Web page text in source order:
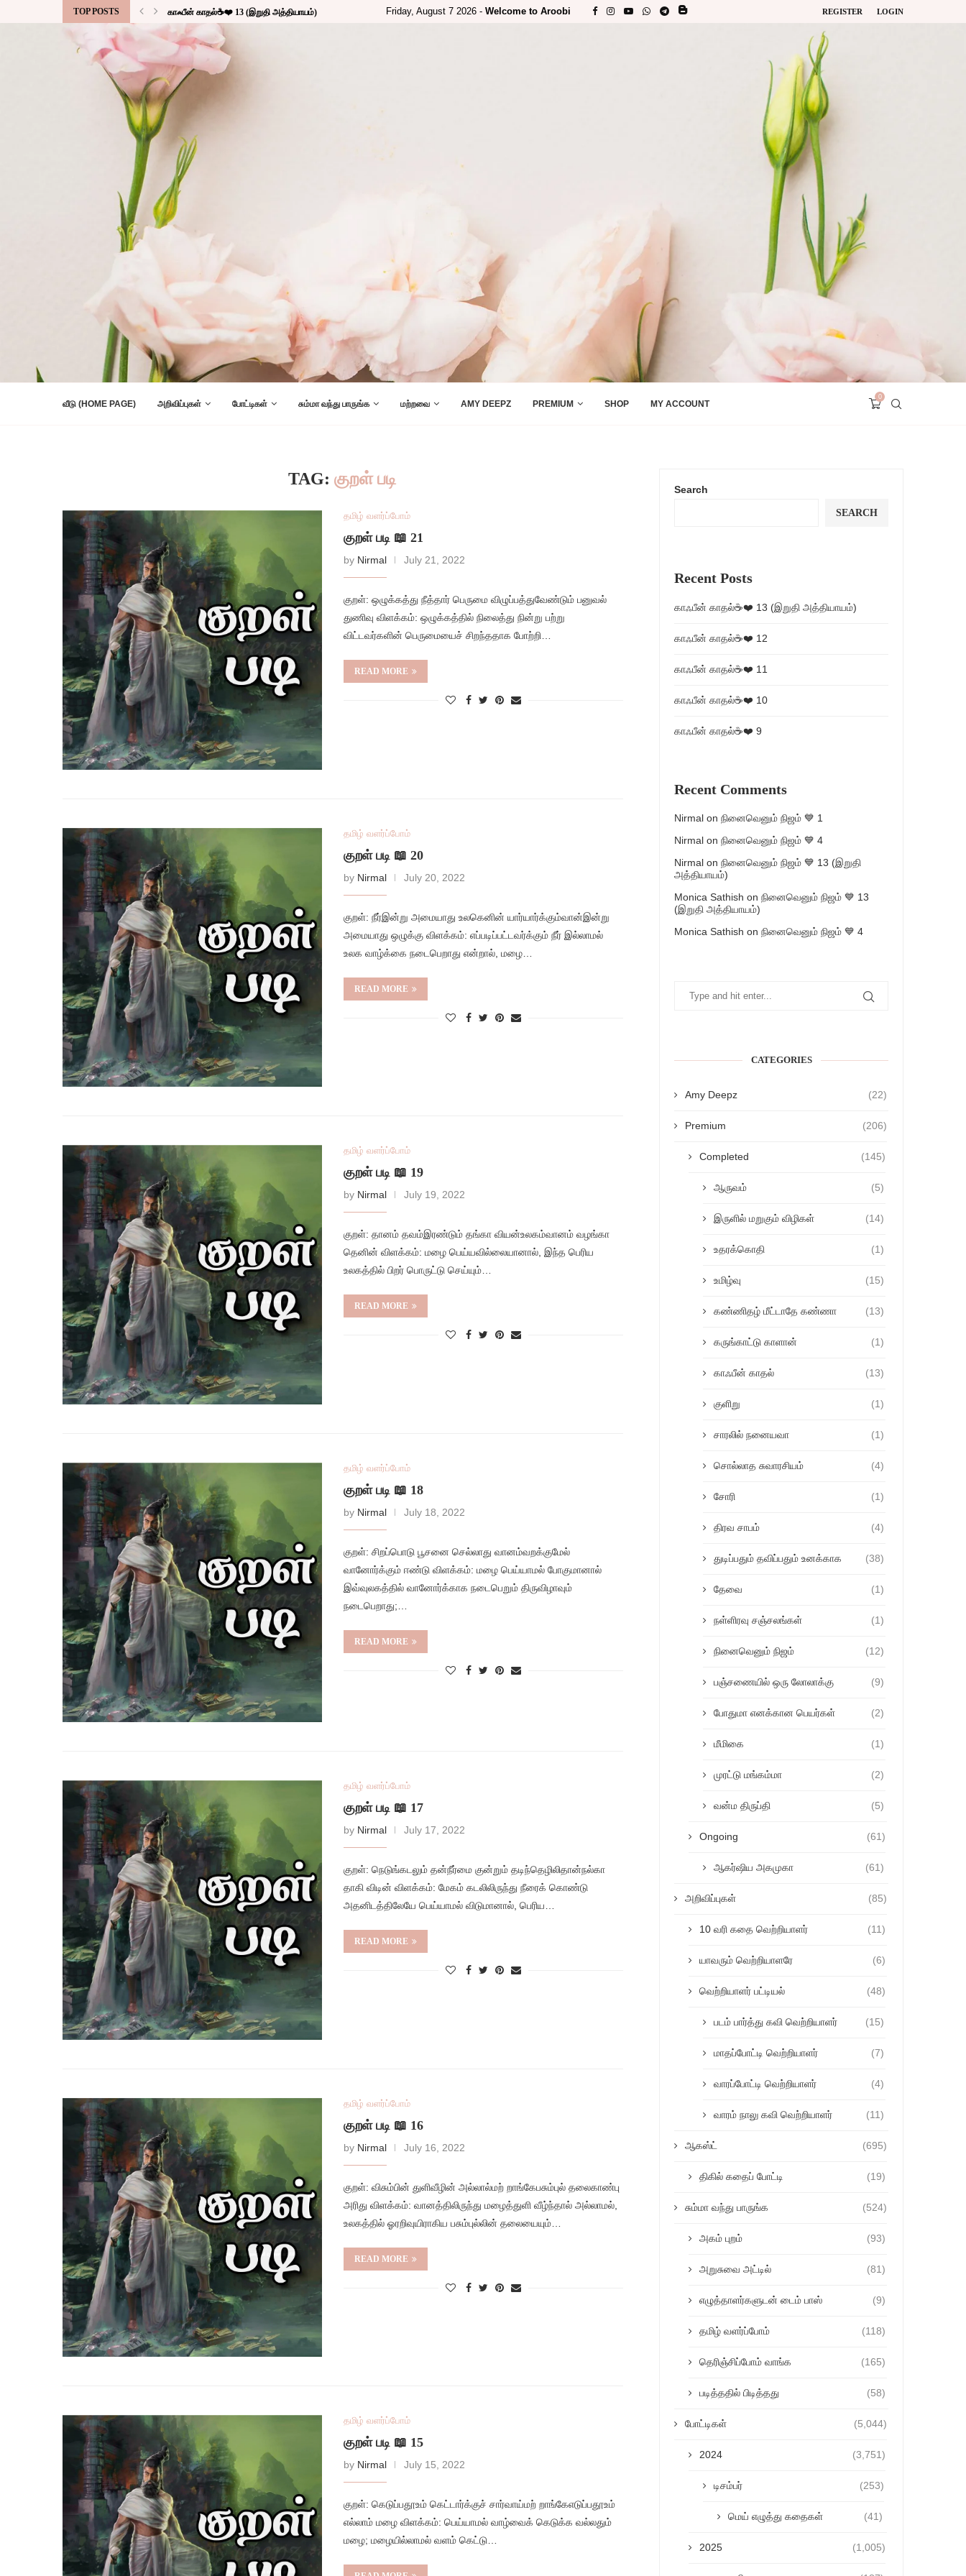
TOP POSTS காஃபீன் காதல்☕❤️ 13 (இறுதி அத்தியாயம்) Friday, August 7 2026 - Welcome to Aroobi REGISTER LOGIN
வீடு (HOME PAGE) அறிவிப்புகள் போட்டிகள் சும்மா வந்து பாருங்க மற்றவை AMY DEEPZ PREMIUM SHOP MY ACCOUNT
0
TAG:குறள் படி
தமிழ் வளர்ப்போம்
குறள் படி 📖 21
by Nirmal July 21, 2022
குறள்: ஒழுக்கத்து நீத்தார் பெருமை விழுப்பத்துவேண்டும் பனுவல்
துணிவு விளக்கம்: ஒழுக்கத்தில் நிலைத்து நின்று பற்று
விட்டவர்களின் பெருமையைச் சிறந்ததாக போற்றி…
READ MORE
தமிழ் வளர்ப்போம்
குறள் படி 📖 20
by Nirmal July 20, 2022
குறள்: நீர்இன்று அமையாது உலகெனின் யார்யார்க்கும்வான்இன்று
அமையாது ஒழுக்கு விளக்கம்: எப்படிப்பட்டவர்க்கும் நீர் இல்லாமல்
உலக வாழ்க்கை நடைபெறாது என்றால், மழை…
READ MORE
தமிழ் வளர்ப்போம்
குறள் படி 📖 19
by Nirmal July 19, 2022
குறள்: தானம் தவம்இரண்டும் தங்கா வியன்உலகம்வானம் வழங்கா
தெனின் விளக்கம்: மழை பெய்யவில்லையானால், இந்த பெரிய
உலகத்தில் பிறர் பொருட்டு செய்யும்…
READ MORE
தமிழ் வளர்ப்போம்
குறள் படி 📖 18
by Nirmal July 18, 2022
குறள்: சிறப்பொடு பூசனை செல்லாது வானம்வறக்குமேல்
வானோர்க்கும் ஈண்டு விளக்கம்: மழை பெய்யாமல் போகுமானால்
இவ்வுலகத்தில் வானோர்க்காக நடைபெறும் திருவிழாவும்
நடைபெறாது;…
READ MORE
தமிழ் வளர்ப்போம்
குறள் படி 📖 17
by Nirmal July 17, 2022
குறள்: நெடுங்கடலும் தன்நீர்மை குன்றும் தடிந்தெழிலிதான்நல்கா
தாகி விடின் விளக்கம்: மேகம் கடலிலிருந்து நீரைக் கொண்டு
அதனிடத்திலேயே பெய்யாமல் விடுமானால், பெரிய…
READ MORE
தமிழ் வளர்ப்போம்
குறள் படி 📖 16
by Nirmal July 16, 2022
குறள்: விசும்பின் துளிவீழின் அல்லால்மற் றாங்கேபசும்புல் தலைகாண்பு
அரிது விளக்கம்: வானத்திலிருந்து மழைத்துளி வீழ்ந்தால் அல்லாமல்,
உலகத்தில் ஓரறிவுயிராகிய பசும்புல்லின் தலையையும்…
READ MORE
தமிழ் வளர்ப்போம்
குறள் படி 📖 15
by Nirmal July 15, 2022
குறள்: கெடுப்பதூஉம் கெட்டார்க்குச் சார்வாய்மற் றாங்கேஎடுப்பதூஉம்
எல்லாம் மழை விளக்கம்: பெய்யாமல் வாழ்வைக் கெடுக்க வல்லதும்
மழை; மழையில்லாமல் வளம் கெட்டு…
Search
SEARCH
Recent Posts
காஃபீன் காதல்☕❤️ 13 (இறுதி அத்தியாயம்)
காஃபீன் காதல்☕❤️ 12
காஃபீன் காதல்☕❤️ 11
காஃபீன் காதல்☕❤️ 10
காஃபீன் காதல்☕❤️ 9
Recent Comments
Nirmal on நினைவெனும் நிஜம் 💙 1
Nirmal on நினைவெனும் நிஜம் 💙 4
Nirmal on நினைவெனும் நிஜம் 💙 13 (இறுதி
அத்தியாயம்)
Monica Sathish on நினைவெனும் நிஜம் 💙 13
(இறுதி அத்தியாயம்)
Monica Sathish on நினைவெனும் நிஜம் 💙 4
CATEGORIES
Amy Deepz (22)
Premium (206)
Completed (145)
ஆருவம் (5)
இருளில் மறுகும் விழிகள் (14)
உதரக்கொதி (1)
உமிழ்வு (15)
கண்ணிதழ் மீட்டாதே கண்ணா (13)
கருங்காட்டு காளான் (1)
காஃபீன் காதல் (13)
குளிறு (1)
சாரலில் நனையவா (1)
சொல்லாத சுவாரசியம் (4)
சோரி (1)
திரவ சாபம் (4)
துடிப்பதும் தவிப்பதும் உனக்காக (38)
தேவை (1)
நள்ளிரவு சஞ்சலங்கள் (1)
நினைவெனும் நிஜம் (12)
பஞ்சணையில் ஒரு லோலாக்கு (9)
போதுமா எனக்கான பெயர்கள் (2)
மீமிகை (1)
முரட்டு மங்கம்மா (2)
வன்ம திருப்தி (5)
Ongoing (61)
ஆகர்ஷிய அகமுகா (61)
அறிவிப்புகள் (85)
10 வரி கதை வெற்றியாளர் (11)
யாவரும் வெற்றியாளரே (6)
வெற்றியாளர் பட்டியல் (48)
படம் பார்த்து கவி வெற்றியாளர் (15)
மாதப்போட்டி வெற்றியாளர் (7)
வாரப்போட்டி வெற்றியாளர் (4)
வாரம் நாலு கவி வெற்றியாளர் (11)
ஆகஸ்ட் (695)
திகில் கதைப் போட்டி (19)
சும்மா வந்து பாருங்க (524)
அகம் புறம் (93)
அறுசுவை அட்டில் (81)
எழுத்தாளர்களுடன் டைம் பாஸ் (9)
தமிழ் வளர்ப்போம் (118)
தெரிஞ்சிப்போம் வாங்க (165)
படித்ததில் பிடித்தது (58)
போட்டிகள் (5,044)
2024 (3,751)
டிசம்பர் (253)
மெய் எழுத்து கதைகள் (41)
2025 (1,005)